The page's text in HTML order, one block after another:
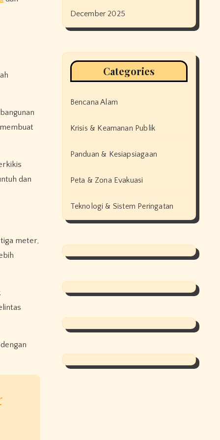
dan
meter,
December 2025
Categories
Bencana Alam
Krisis & Keamanan Publik
Panduan & Kesiapsiagaan
Peta & Zona Evakuasi
Teknologi & Sistem Peringatan